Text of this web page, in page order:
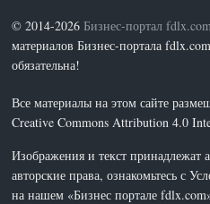
© 2014-2026 Бизнес-портал fdlx.com
материалов Бизнес-портала
обязательна!
Все материалы на этом сайте
Creative Commons Attribution 4.0
Изображения и текст
авторские права, ознакомьтесь с
на нашем «Бизнес портале